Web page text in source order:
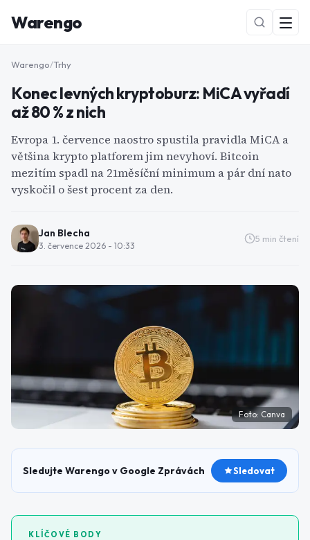
Warengo
NOVÉ
Warengo/Trhy
Konec levných kryptoburz: MiCA vyřadí
až 80 % z nich
Evropa 1. července naostro spustila pravidla MiCA a
většina krypto platforem jim nevyhoví. Bitcoin
mezitím spadl na 21měsíční minimum a pár dní nato
vyskočil o šest procent za den.
Jan Blecha
3. července 2026 - 10:33
5 min čtení
Foto: Canva
Sledujte Warengo v Google Zprávách Sledovat
KLÍČOVÉ BODY